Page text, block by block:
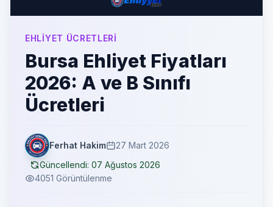
EHLIYET ÜCRETLERI
Bursa Ehliyet Fiyatları
2026: A ve B Sınıfı
Ücretleri
Ferhat Hakim
27 Mart 2026
Güncellendi: 07 Ağustos 2026
4051 Görüntülenme